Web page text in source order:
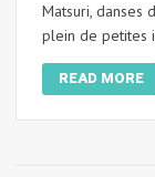
Matsuri, danses
plein de petites
READ MORE